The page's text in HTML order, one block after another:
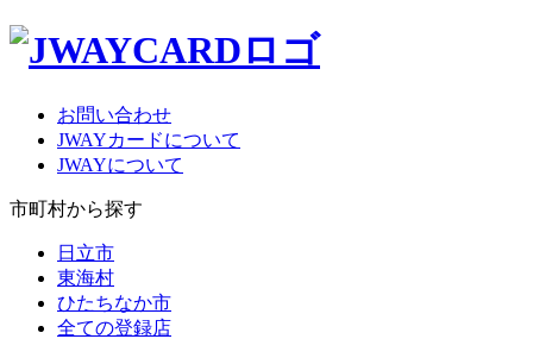
お問い合わせ
JWAYカードについて
JWAYについて
市町村から探す
日立市
東海村
ひたちなか市
全ての登録店